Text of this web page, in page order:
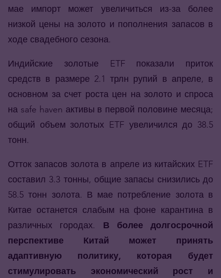
мае импорт может увеличиться из-за более
низкой цены на золото и пополнения запасов в
ходе свадебного сезона.
Индийские золотые ETF показали приток
средств в размере 2.1 трлн рупий в апреле, в
основном за счет роста цен на золото и спроса
на safe haven активы в первой половине месяца;
общий объем золотых ETF увеличился до 38.5
тонн.
Отток запасов золота в апреле из китайских ETF
составил 3.3 тонны, общие запасы снизились до
58.5 тонн золота. В мае потребление золота в
Китае останется слабым на фоне карантина в
различных городах. В более долгосрочной
перспективе Китай может принять
адаптивную политику, которая будет
стимулировать экономический рост и